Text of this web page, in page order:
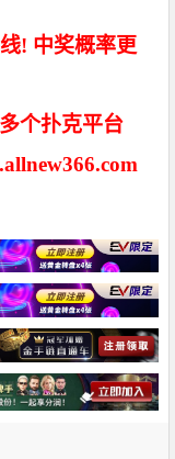
! 中奖概率更
个扑克平台